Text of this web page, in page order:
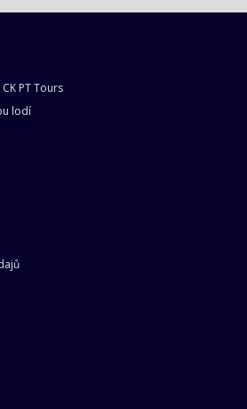
PT Tours
lodí